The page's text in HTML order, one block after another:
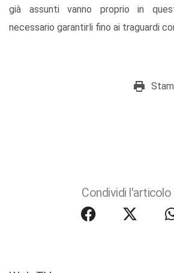
già assunti vanno proprio in
necessario garantirli fino ai traguardi
Condividi l'articolo